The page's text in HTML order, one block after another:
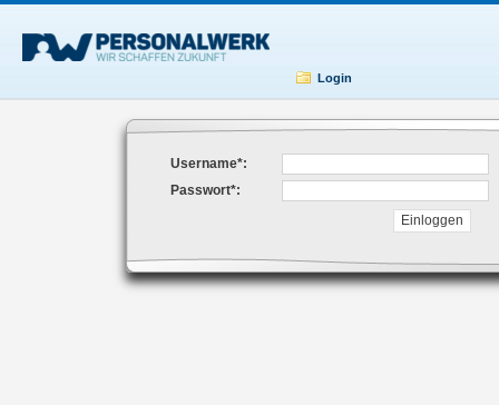
Login
Username*:
Passwort*:
Einloggen